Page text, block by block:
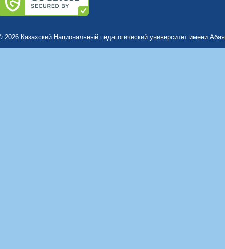
2026 Казахский Национальный педагогический университет имени Абая